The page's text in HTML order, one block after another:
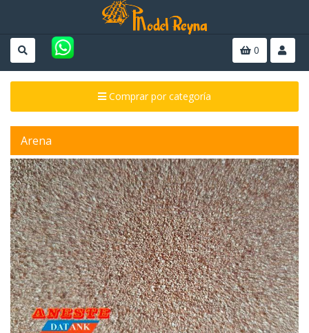
0
Comprar por categoría
Arena